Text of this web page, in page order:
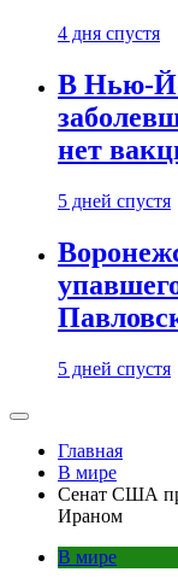
4 дня спустя
В Нью-
нет
5 дней спустя
5 дней спустя
Главная
В мире
Сенат США
Ираном
В мире